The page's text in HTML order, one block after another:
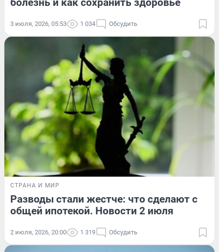
3 июля, 2026, 05:53 1 034 Обсудить
СТРАНА И МИР
Разводы стали жестче: что сделают с
общей ипотекой. Новости 2 июля
2 июля, 2026, 20:00 1 319 Обсудить